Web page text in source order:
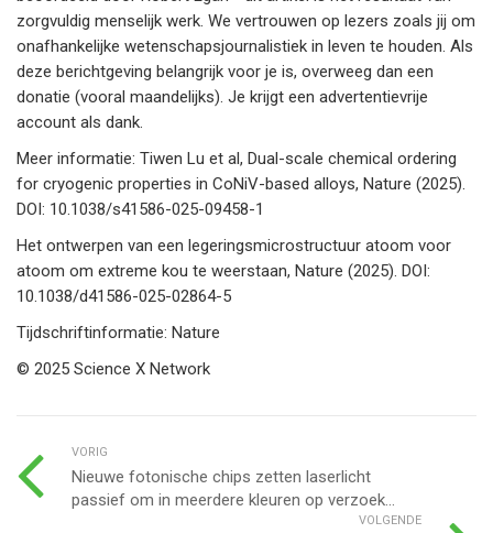
zorgvuldig menselijk werk. We vertrouwen op lezers zoals jij om
onafhankelijke wetenschapsjournalistiek in leven te houden. Als
deze berichtgeving belangrijk voor je is, overweeg dan een
donatie (vooral maandelijks). Je krijgt een advertentievrije
account als dank.
Meer informatie: Tiwen Lu et al, Dual-scale chemical ordering
for cryogenic properties in CoNiV-based alloys, Nature (2025).
DOI: 10.1038/s41586-025-09458-1
Het ontwerpen van een legeringsmicrostructuur atoom voor
atoom om extreme kou te weerstaan, Nature (2025). DOI:
10.1038/d41586-025-02864-5
Tijdschriftinformatie: Nature
© 2025 Science X Network
VORIG
Nieuwe fotonische chips zetten laserlicht
passief om in meerdere kleuren op verzoek...
VOLGENDE